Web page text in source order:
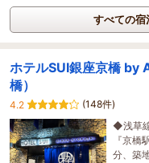
すべての宿
ホテルSUI銀座京橋 by
橋）
4.2
(148件)
◆浅草
『京
分、築